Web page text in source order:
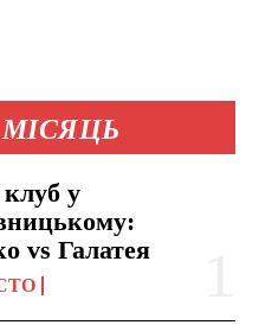
МІСЯЦЬ
у
vs Галатея